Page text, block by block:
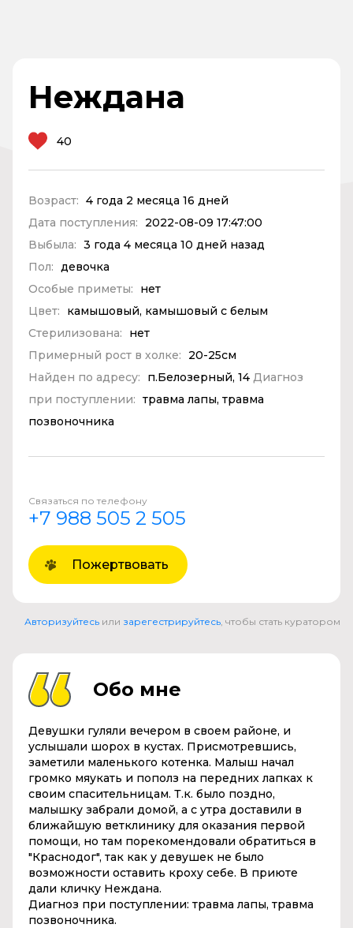
Неждана
40
Возраст: 4 года 2 месяца 16 дней
Дата поступления:
2022-08-09 17:47:00
Выбыла: 3 года 4 месяца 10 дней назад
Пол: девочка
Особые приметы:
нет
Цвет:
камышовый, камышовый с белым
Стерилизована:
нет
Примерный рост в холке:
20-25см
Найден по адресу:
п.Белозерный, 14 Диагноз
при поступлении: травма лапы, травма
позвоночника
Связаться по телефону
+7 988 505 2 505
Пожертвовать
Авторизуйтесь или зарегестрируйтесь , чтобы стать куратором
Обо мне
Девушки гуляли вечером в своем районе, и
услышали шорох в кустах. Присмотревшись,
заметили маленького котенка. Малыш начал
громко мяукать и пополз на передних лапках к
своим спасительницам. Т.к. было поздно,
малышку забрали домой, а с утра доставили в
ближайшую ветклинику для оказания первой
помощи, но там порекомендовали обратиться в
"Краснодог", так как у девушек не было
возможности оставить кроху себе. В приюте
дали кличку Неждана.
Диагноз при поступлении: травма лапы, травма
позвоночника.